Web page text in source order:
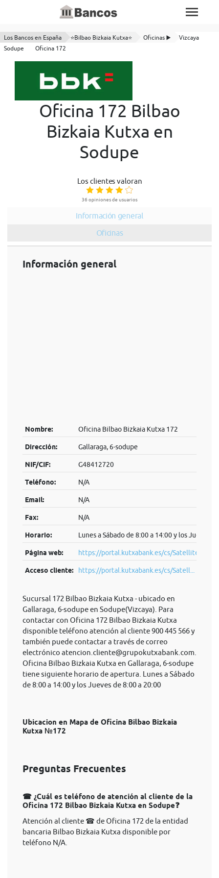
Los Bancos en España ⭐Bilbao Bizkaia Kutxa⭐ Oficinas ▶️
Vizcaya
Sodupe
Oficina 172
Oficina 172 Bilbao
Bizkaia Kutxa en
Sodupe
Los clientes valoran
36 opiniones de usuarios
Información general
Oficinas
Información general
Nombre: Oficina Bilbao Bizkaia Kutxa 172
Dirección: Gallaraga, 6-sodupe
NIF/CIF: G48412720
Teléfono: N/A
Email: N/A
Fax: N/A
Horario: Lunes a Sábado de 8:00 a 14:00 y los Jueves
Página web: https://portal.kutxabank.es/cs/Satellite/
Acceso cliente: https://portal.kutxabank.es/cs/Satell...
Sucursal 172 Bilbao Bizkaia Kutxa - ubicado en
Gallaraga, 6-sodupe en Sodupe(Vizcaya). Para
contactar con Oficina 172 Bilbao Bizkaia Kutxa
disponible teléfono atención al cliente 900 445 566 y
también puede contactar a través de correo
electrónico atencion.cliente@grupokutxabank.com
Oficina Bilbao Bizkaia Kutxa en Gallaraga, 6-sodupe
tiene siguiente horario de apertura. Lunes a Sábado
de 8:00 a 14:00 y los Jueves de 8:00 a 20:00
Ubicacion en Mapa de Oficina Bilbao Bizkaia
Kutxa №172
Preguntas Frecuentes
☎ ¿Cuál es teléfono de atención al cliente de la
Oficina 172 Bilbao Bizkaia Kutxa en Sodupe❓
Atención al cliente ☎ de Oficina 172 de la entidad
bancaria Bilbao Bizkaia Kutxa disponible por
teléfono N/A.